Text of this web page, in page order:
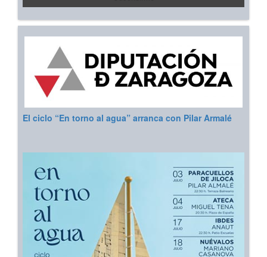
El ciclo “En torno al agua” arranca con Pilar Armalé